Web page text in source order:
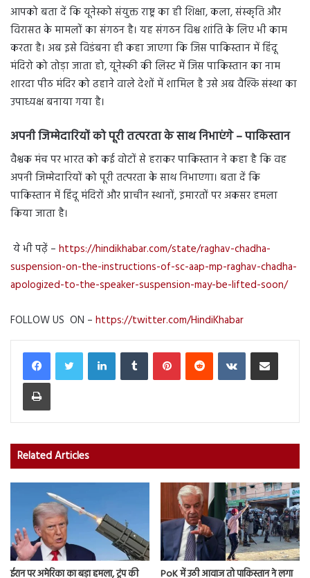
आपको बता दें कि यूनेस्को संयुक्त राष्ट्र का ही शिक्षा, कला, संस्कृति और
विरासत के मामलों का संगठन है। यह संगठन विश्व शांति के लिए भी काम
करता है। अब इसे विडंबना ही कहा जाएगा कि जिस पाकिस्तान में हिंदू
मंदिरो को तोड़ा जाता हो, यूनेस्की की लिस्ट में जिस पाकिस्तान का नाम
शारदा पीठ मंदिर को ढहाने वाले देशों में शामिल है उसे अब वैश्कि संस्था का
उपाध्यक्ष बनाया गया है।
अपनी जिम्मेदारियों को पूरी तत्परता के साथ निभाएंगे – पाकिस्तान
वैश्वक मंच पर भारत को कई वोटों से हराकर पाकिस्तान ने कहा है कि वह
अपनी जिम्मेदारियों को पूरी तत्परता के साथ निभाएगा। बता दें कि
पाकिस्तान में हिंदू मंदिरों और प्राचीन स्थानों, इमारतों पर अकसर हमला
किया जाता है।
ये भी पढ़ें – https://hindikhabar.com/state/raghav-chadha-
suspension-on-the-instructions-of-sc-aap-mp-raghav-chadha-
apologized-to-the-speaker-suspension-may-be-lifted-soon/
FOLLOW US ON – https://twitter.com/HindiKhabar
LinkedInTumblr PinterestReddit VKontakteShare via Email
Print
Related Articles
ईरान पर अमेरिका का बड़ा हमला, ट्रंप की
PoK में उठी आवाज तो पाकिस्तान ने लगा